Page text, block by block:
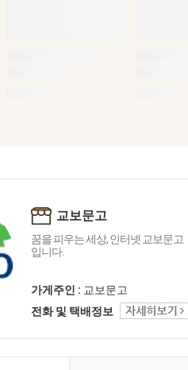
교보문고
꿈을 피우는 세상, 인터넷 교보문고
입니다.
가게주인 : 교보문고
전화 및 택배정보